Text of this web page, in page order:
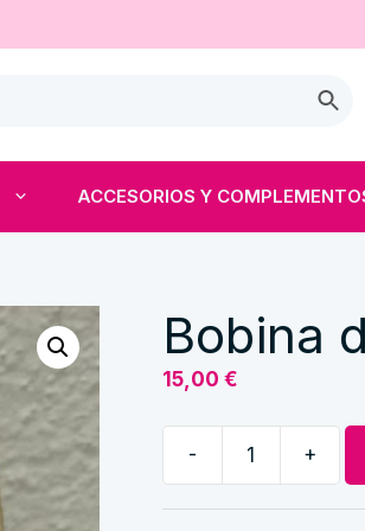
ACCESORIOS Y
Bobina
15,00 €
- +